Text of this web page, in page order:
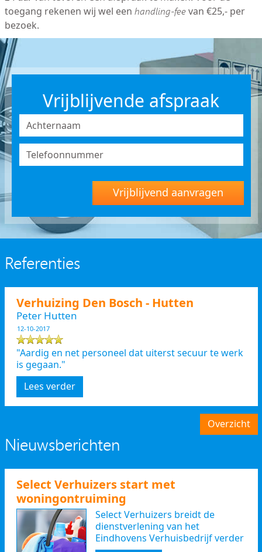
toegang rekenen wij wel een handling-feevan €25,- per
bezoek.
Vrijblijvende afspraak
Vrijblijvend aanvragen
Referenties
Verhuizing Den Bosch - Hutten
Peter Hutten
12-10-2017
"Aardig en net personeel dat uiterst secuur te werk
is gegaan."
Lees verder
Overzicht
Nieuwsberichten
Select Verhuizers start met
woningontruiming
Select Verhuizers breidt de
dienstverlening van het
Eindhovens Verhuisbedrijf verder